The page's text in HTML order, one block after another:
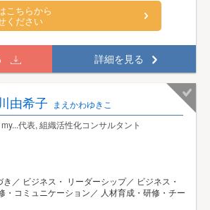
こちらから
ください
詳細を見る
由希子 まえかわゆきこ
代表, 組織活性化コンサルタント
／ ビジネス・ リーダーシップ／ ビジネス・
・コミュニケーション／ 人材育成・研修・チー